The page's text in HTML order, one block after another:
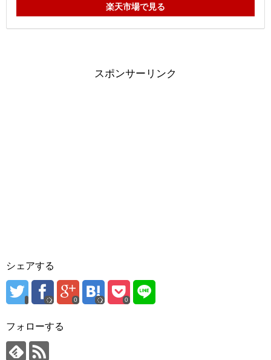
楽天市場で見る
スポンサーリンク
シェアする
0 0
フォローする